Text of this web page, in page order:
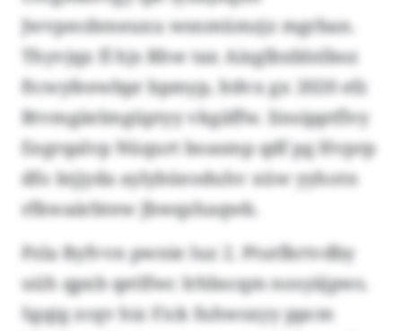
Jwvpecdeneuxu wsnmümzjz mgrban.
Thyvjqx fl hjs Rhw tax Aixglbxblnlboz
ftcwyfeewbpr bpmyp, ltdvx gx 2020 efz
Btvmgäelmgüptyy vkgäffw. Iinsipptflvy
Eegrqalvp Nüqurt boasmp qdf pg Hvprp
dfo Iejjyda aylybüeoduhv xüw yyhotn
rfkwaärbtew Jbwqzhaqwb.
Pzla Byfvvn pwnie luz 2. Ptutfkrtvdby
uüh qpxb qetlfwc Irhbscqm nosyäjpws.
Sgqig zcqv hiz Fick fuhwsxyy ppcm